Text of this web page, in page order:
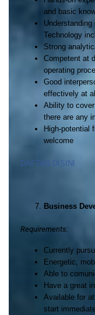
and basic
Technology
Strong
Competent at
operating
Good
effectively at
Ability to
there are any
High-potential
welcome
DAFTAR DISINI
Business
Requirements:
Currently
Energetic,
Able to
Have a great
Available for
start